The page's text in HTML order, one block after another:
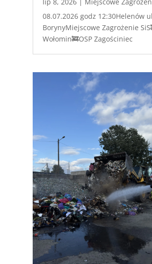
08.07.2026 godz 12:30Helenów
BorynyMiejscowe Zagrożenie
Wołomin🚒OSP Zagościniec